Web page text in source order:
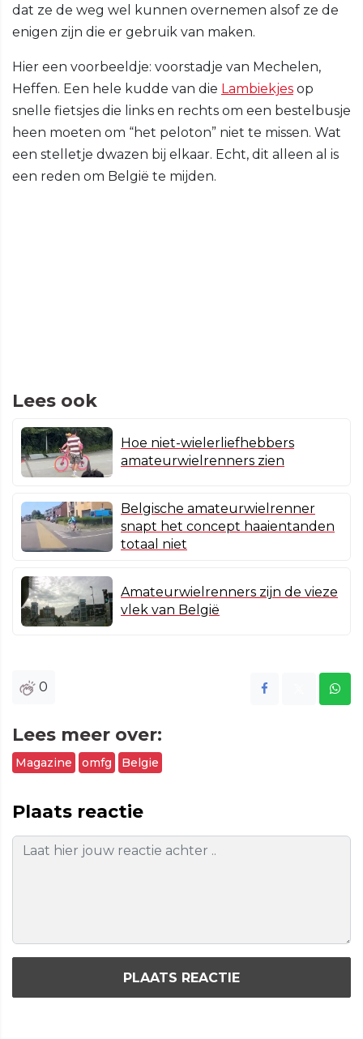
dat ze de weg wel kunnen overnemen alsof ze de
enigen zijn die er gebruik van maken.
Hier een voorbeeldje: voorstadje van Mechelen,
Heffen. Een hele kudde van die Lambiekjes op
snelle fietsjes die links en rechts om een bestelbusje
heen moeten om “het peloton” niet te missen. Wat
een stelletje dwazen bij elkaar. Echt, dit alleen al is
een reden om België te mijden.
Lees ook
Hoe niet-wielerliefhebbers
amateurwielrenners zien
Belgische amateurwielrenner
snapt het concept haaientanden
totaal niet
Amateurwielrenners zijn de vieze
vlek van België
0
Lees meer over:
Magazine omfg Belgie
Plaats reactie
PLAATS REACTIE